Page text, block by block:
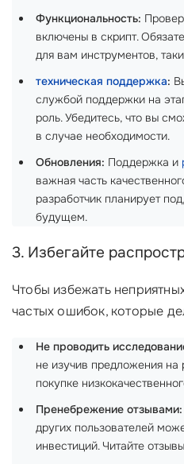
Функциональность:
включены в скрипт.
для вам инструментов,
техническая поддержка:
службой поддержки на
роль. Убедитесь, что вы
в случае необходимости.
Обновления: Поддержка и
важная часть
разработчик планирует
будущем.
3. Избегайте
Чтобы избежать
частых ошибок, которые
Не проводить
не изучив предложения на
покупке
Пренебрежение отзывами:
других пользователей
инвестиций. Читайте